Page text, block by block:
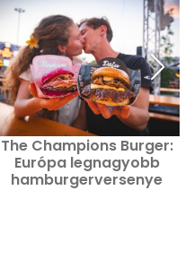
The Champions Burger:
Európa legnagyobb
hamburgerversenye